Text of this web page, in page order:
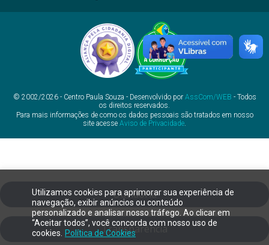
Utilizamos cookies para aprimorar sua experiência de
navegação, exibir anúncios ou conteúdo
personalizado e analisar nosso tráfego. Ao clicar em
“Aceitar todos”, você concorda com nosso uso de
cookies.
Política de Cookies
© 2002/2026 - Centro Paula Souza - Desenvolvido por AssCom/WEB - Todos
os direitos reservados.
Para mais informações de como os dados pessoais são tratados em nosso
site acesse Aviso de Privacidade.
Ouvidoria
Transparência